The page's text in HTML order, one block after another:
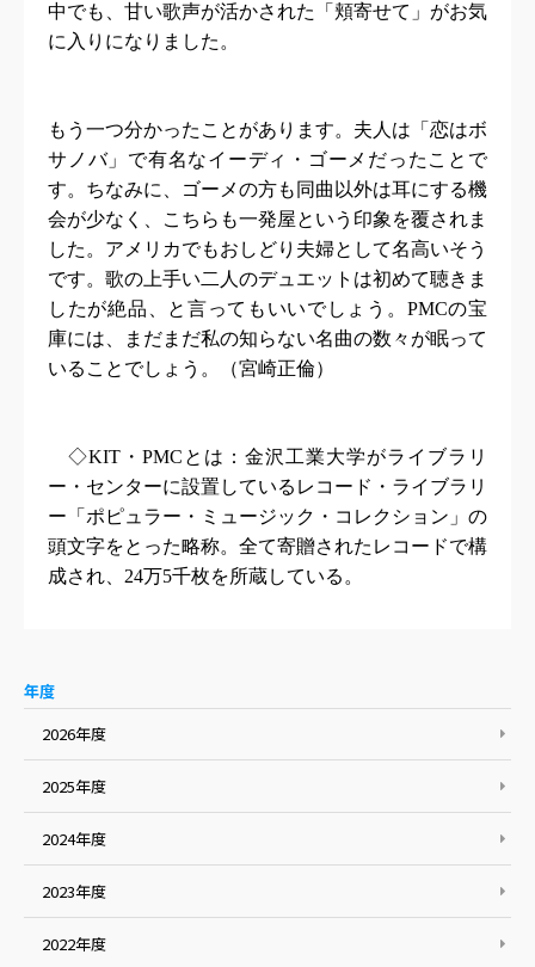
中でも、甘い歌声が活かされた「頬寄せて」がお気
に入りになりました。
もう一つ分かったことがあります。夫人は「恋はボ
サノバ」で有名なイーディ・ゴーメだったことで
す。ちなみに、ゴーメの方も同曲以外は耳にする機
会が少なく、こちらも一発屋という印象を覆されま
した。アメリカでもおしどり夫婦として名高いそう
です。歌の上手い二人のデュエットは初めて聴きま
したが絶品、と言ってもいいでしょう。 PMCの宝
庫には、まだまだ私の知らない名曲の数々が眠って
いることでしょう。（宮崎正倫）
◇KIT ・ PMC とは：金沢工業大学がライブラリ
ー・センターに設置しているレコード・ライブラリ
ー「ポピュラー・ミュージック・コレクション」の
頭文字をとった略称。全て寄贈されたレコードで構
成され、 24万5千枚を所蔵している。
年度
2026年度
2025年度
2024年度
2023年度
2022年度